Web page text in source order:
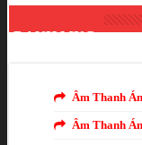
DANH MỤC
Âm Thanh
Âm Thanh